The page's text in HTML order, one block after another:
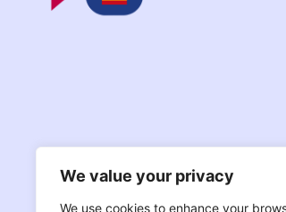
We value your privacy
We use cookies to enhance your